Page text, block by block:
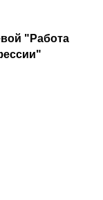
"Работа